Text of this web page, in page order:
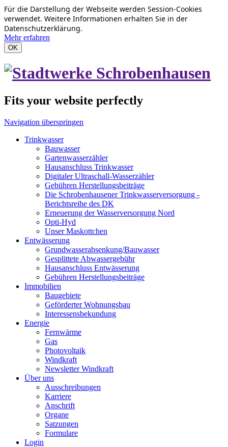
Für die Darstellung der Webseite werden Session-Cookies
verwendet. Weitere Informationen erhalten Sie in der
Datenschutzerklärung.
Mehr erfahren
OK
Fits your website perfectly
Navigation überspringen
Trinkwasser
Bauwasser
Gartenwasserzähler
Hausanschluss Trinkwasser
Digitaler Ultraschall-Wasserzähler
Gebühren Herstellungsbeiträge
Die Schrobenhausener Trinkwasserversorgung -
Berichtsreihe des DK
Erneuerung der Wasserversorgung Nord
Opti-Hyd
Unser Maskottchen
Entwässerung
Grundwasserabsenkung/Bauwasser
Gesplittete Abwassergebühr
Hausanschluss Entwässerung
Gebühren Herstellungsbeiträge
Immobilien
Baugebiete
Geförderter Wohnungsbau
Interessensbekundung
Energie
Fernwärme
Gas
Photovoltaik
Windkraft
Newsletter Windkraft
Über uns
Ausschreibungen
Karriere
Anschrift
Organe
Satzungen
Formulare
Login